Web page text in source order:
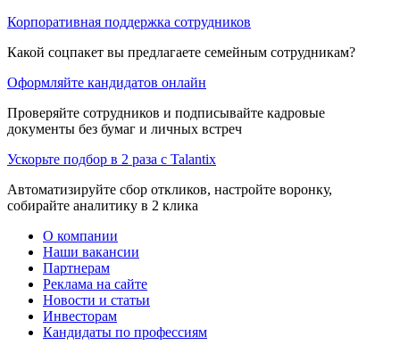
Корпоративная поддержка сотрудников
Какой соцпакет вы предлагаете семейным сотрудникам?
Оформляйте кандидатов онлайн
Проверяйте сотрудников и подписывайте кадровые
документы без бумаг и личных встреч
Ускорьте подбор в 2 раза с Talantix
Автоматизируйте сбор откликов, настройте воронку,
собирайте аналитику в 2 клика
О компании
Наши вакансии
Партнерам
Реклама на сайте
Новости и статьи
Инвесторам
Кандидаты по профессиям